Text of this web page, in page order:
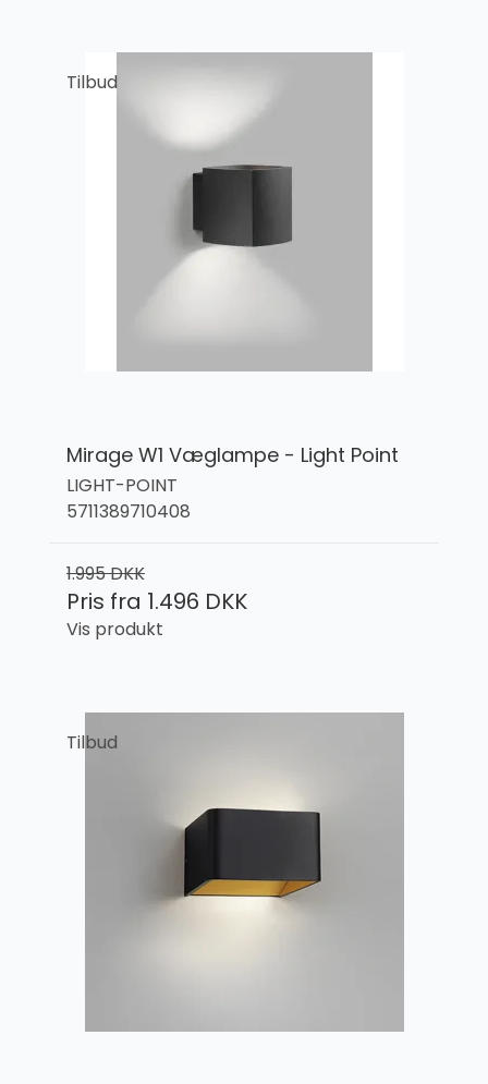
Tilbud
Mirage W1 Væglampe - Light Point
LIGHT-POINT
5711389710408
1.995 DKK
Pris fra 1.496 DKK
Vis produkt
Tilbud